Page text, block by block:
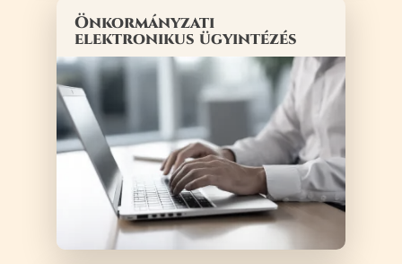
Önkormányzati
elektronikus ügyintézés